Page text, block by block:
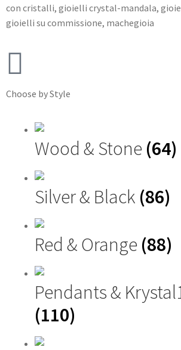
con cristalli, gioielli crystal-mandala,
gioielli su commissione, machegioia
Choose by Style
Wood & Stone (64)
Silver & Black (86)
Red & Orange (88)
Pendants &
(110)